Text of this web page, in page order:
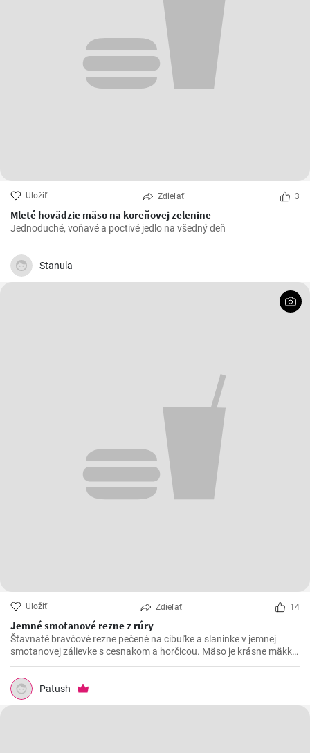
Uložiť Zdieľať 3
Mleté hovädzie mäso na koreňovej zelenine
Jednoduché, voňavé a poctivé jedlo na všedný deň
Stanula
Uložiť Zdieľať 14
Jemné smotanové rezne z rúry
Šťavnaté bravčové rezne pečené na cibuľke a slaninke v jemnej
smotanovej zálievke s cesnakom a horčicou. Mäso je krásne mäkké
a doslova sa rozpadá.
Patush